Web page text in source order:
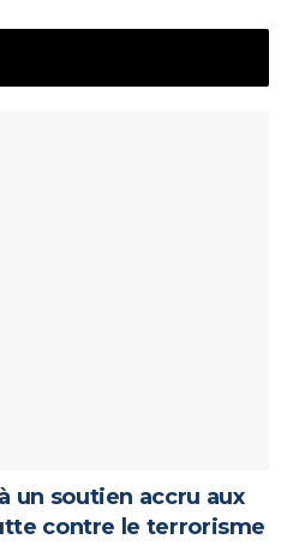
un soutien accru aux
contre le terrorisme